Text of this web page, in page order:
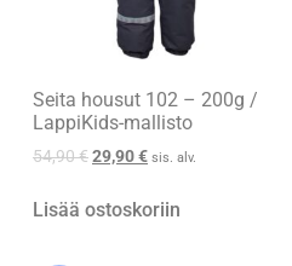
Seita housut 102 – 200g /
LappiKids-mallisto
54,90€29,90€ sis. alv.
Lisää ostoskoriin